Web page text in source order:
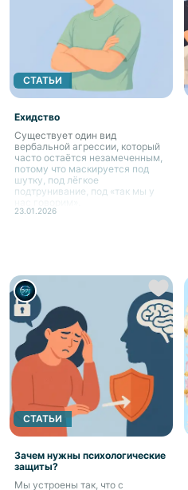
СТАТЬИ
Ехидство
Существует один вид
вербальной агрессии, который
часто остаётся незамеченным,
потому что маскируется под
шутку, под лёгкое
подтрунивание, под «так мы у
23.01.2026
СТАТЬИ
Зачем нужны психологические
защиты?
Мы устроены так, что с